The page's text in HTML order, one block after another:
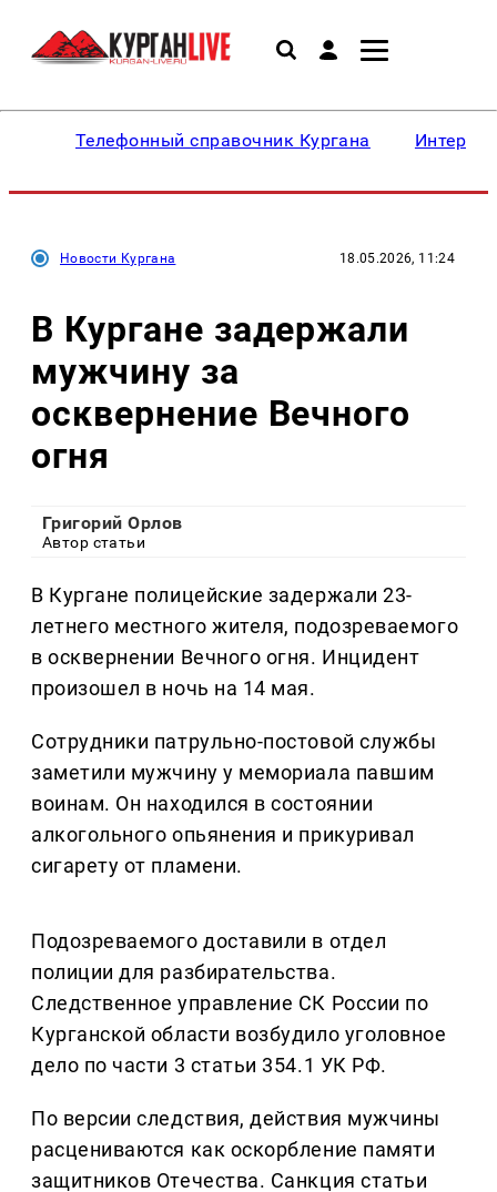
Телефонный справочник Кургана
Новости Кургана 18.05.2026, 11:24
В Кургане задержали
мужчину за
осквернение Вечного
огня
Григорий Орлов
Автор статьи
В Кургане полицейские задержали 23-
летнего местного жителя, подозреваемого
в осквернении Вечного огня. Инцидент
произошел в ночь на 14 мая.
Сотрудники патрульно-постовой службы
заметили мужчину у мемориала павшим
воинам. Он находился в состоянии
алкогольного опьянения и прикуривал
сигарету от пламени.
Подозреваемого доставили в отдел
полиции для разбирательства.
Следственное управление СК России по
Курганской области возбудило уголовное
дело по части 3 статьи 354.1 УК РФ.
По версии следствия, действия мужчины
расцениваются как оскорбление памяти
защитников Отечества. Санкция статьи